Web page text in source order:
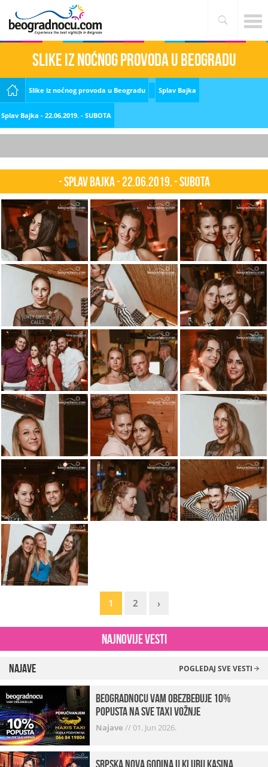
Slike iz noćnog provoda u Beogradu
Slike iz noćnog provoda u Beogradu Splav Bajka
Splav Bajka - 22.06.2019. - SUBOTA
- Splav Bajka - 22.06.2019. - SUBOTA
1 2 ›
Najnovije vesti
Najave POGLEDAJ SVE VESTI
beogradnocu vam obezbeđuje 10%
popusta na sve taxi vožnje
Najave //01. Jun 2026.
Srpska Nova godina u klubu Kasina